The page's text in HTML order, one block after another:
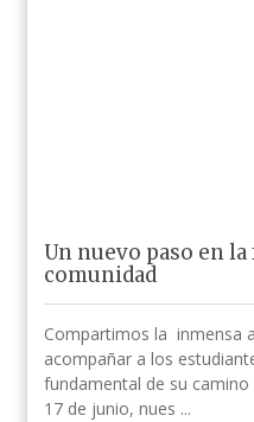
Un nuevo paso en la
comunidad
Compartimos la inmensa
acompañar a los
fundamental de su
17 de junio, nues ...